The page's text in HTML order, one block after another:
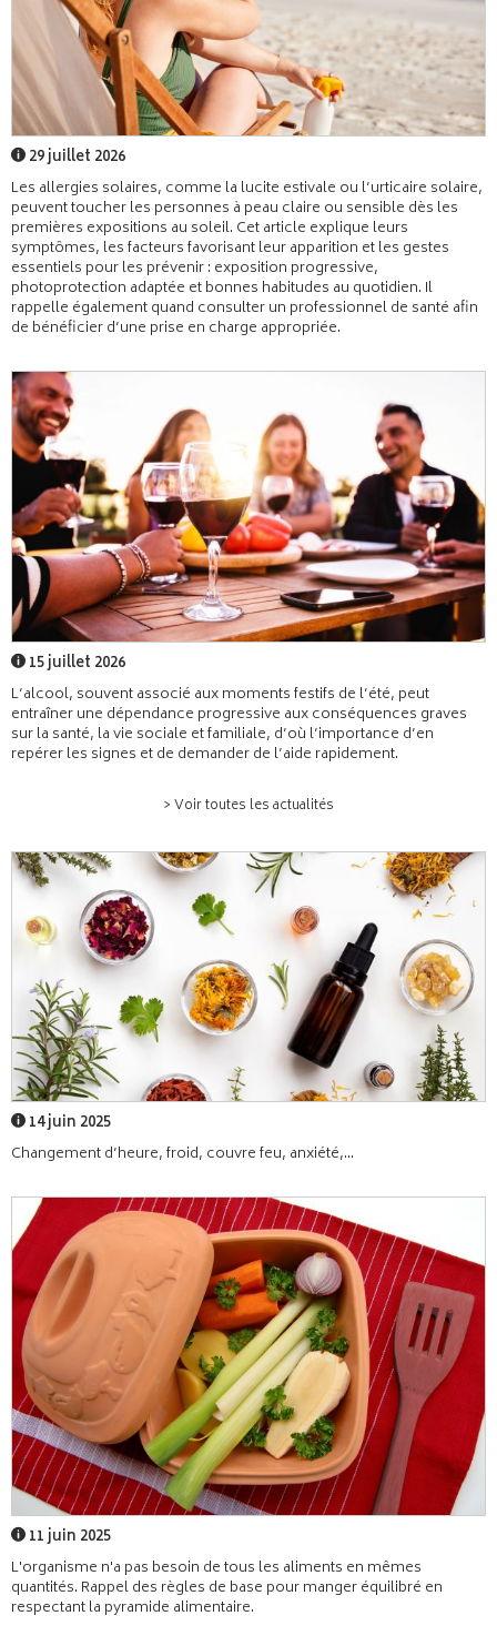
29 juillet 2026
Les allergies solaires, comme la lucite estivale ou l’urticaire solaire,
peuvent toucher les personnes à peau claire ou sensible dès les
premières expositions au soleil. Cet article explique leurs
symptômes, les facteurs favorisant leur apparition et les gestes
essentiels pour les prévenir : exposition progressive,
photoprotection adaptée et bonnes habitudes au quotidien. Il
rappelle également quand consulter un professionnel de santé afin
de bénéficier d’une prise en charge appropriée.
15 juillet 2026
L’alcool, souvent associé aux moments festifs de l’été, peut
entraîner une dépendance progressive aux conséquences graves
sur la santé, la vie sociale et familiale, d’où l’importance d’en
repérer les signes et de demander de l’aide rapidement.
> Voir toutes les actualités
14 juin 2025
Changement d’heure, froid, couvre feu, anxiété,...
11 juin 2025
L'organisme n'a pas besoin de tous les aliments en mêmes
quantités. Rappel des règles de base pour manger équilibré en
respectant la pyramide alimentaire.